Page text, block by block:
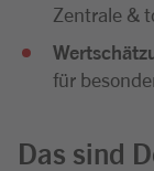
Zentrale &
für
Das sind